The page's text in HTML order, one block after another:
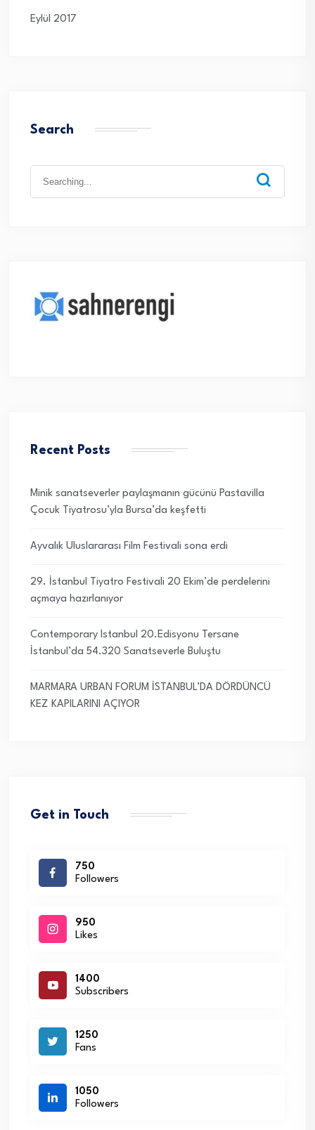
Eylül 2017
Search
Recent Posts
Minik sanatseverler paylaşmanın gücünü Pastavilla
Çocuk Tiyatrosu’yla Bursa’da keşfetti
Ayvalık Uluslararası Film Festivali sona erdi
29. İstanbul Tiyatro Festivali 20 Ekim’de perdelerini
açmaya hazırlanıyor
Contemporary Istanbul 20.Edisyonu Tersane
İstanbul’da 54.320 Sanatseverle Buluştu
MARMARA URBAN FORUM İSTANBUL’DA DÖRDÜNCÜ
KEZ KAPILARINI AÇIYOR
Get in Touch
750
Followers
950
Likes
1400
Subscribers
1250
Fans
1050
Followers